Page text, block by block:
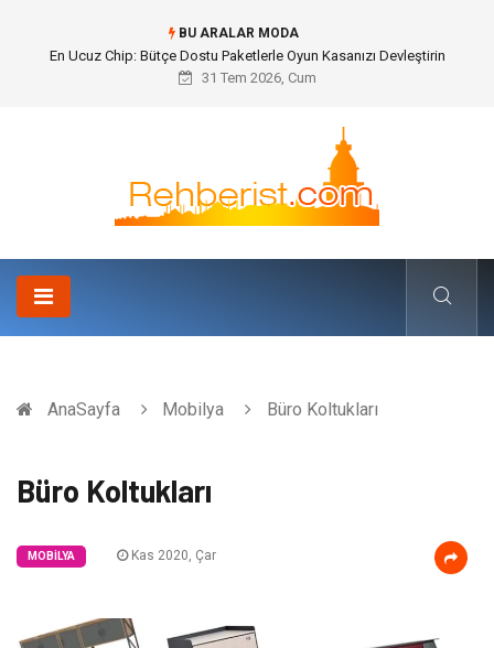
BU ARALAR MODA
En Ucuz Chip: Bütçe Dostu Paketlerle Oyun Kasanızı Devleştirin
31 Tem 2026, Cum
AnaSayfa Mobilya Büro Koltukları
Büro Koltukları
MOBILYA Kas 2020, Çar